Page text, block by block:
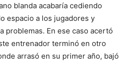
blanda acabaría cediendo
espacio a los jugadores y
problemas. En ese caso acertó
entrenador terminó en otro
arrasó en su primer año, bajó